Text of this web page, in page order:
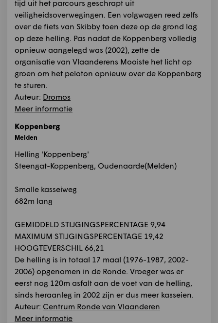
tijd uit het parcours geschrapt uit
veiligheidsoverwegingen. Een volgwagen reed zelfs
over de fiets van Skibby toen deze op de grond lag
op deze helling. Pas nadat de Koppenberg volledig
opnieuw aangelegd was (2002), zette de
organisatie van Vlaanderens Mooiste het licht op
groen om het peloton opnieuw over de Koppenberg
te sturen.
Auteur: Dromos
Meer informatie
Koppenberg
Melden
Helling 'Koppenberg'
Steengat-Koppenberg, Oudenaarde(Melden)
Smalle kasseiweg
682m lang
GEMIDDELD STIJGINGSPERCENTAGE 9,94
MAXIMUM STIJGINGSPERCENTAGE 19,42
HOOGTEVERSCHIL 66,21
De helling is in totaal 17 maal (1976-1987, 2002-
2006) opgenomen in de Ronde. Vroeger was er
eerst nog 120m asfalt aan de voet van de helling,
sinds heraanleg in 2002 zijn er dus meer kasseien.
Auteur: Centrum Ronde van Vlaanderen
Meer informatie